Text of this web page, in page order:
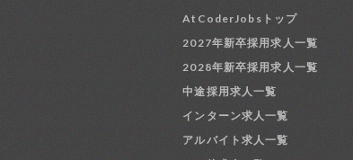
AtCoderJobsトップ
2027年新卒採用求人一覧
2028年新卒採用求人一覧
中途採用求人一覧
インターン求人一覧
アルバイト求人一覧